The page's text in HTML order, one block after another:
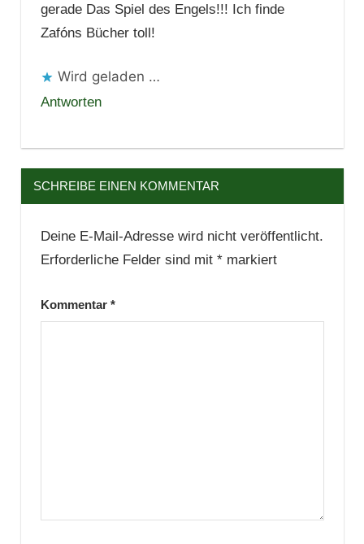
gerade Das Spiel des Engels!!! Ich finde
Zafóns Bücher toll!
Wird geladen …
Antworten
SCHREIBE EINEN KOMMENTAR
Deine E-Mail-Adresse wird nicht veröffentlicht.
Erforderliche Felder sind mit *markiert
Kommentar *